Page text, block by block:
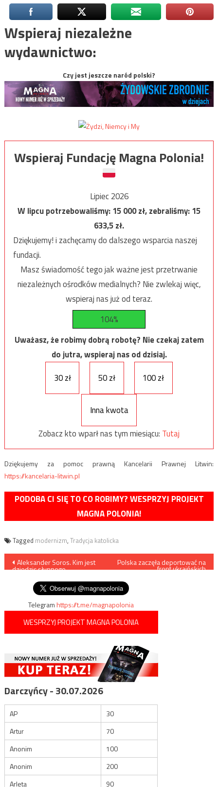
Wspieraj niezależne
wydawnictwo:
Czy jest jeszcze naród polski?
Wspieraj Fundację Magna Polonia!
Lipiec 2026
W lipcu potrzebowaliśmy:15 000zł, zebraliśmy:15
633,5zł.
Dziękujemy! i zachęcamy do dalszego wsparcia naszej
fundacji.
Masz świadomość tego jak ważne jest przetrwanie
niezależnych ośrodków medialnych? Nie zwlekaj więc,
wspieraj nas już od teraz.
104%
Uważasz, że robimy dobrą robotę? Nie czekaj zatem
do jutra, wspieraj nas od dzisiaj.
30 zł
50 zł 100 zł
Inna kwota
Zobacz kto wparł nas tym miesiącu: Tutaj
Dziękujemy za pomoc prawną Kancelarii Prawnej Litwin:
https://kancelaria-litwin.pl
PODOBA CI SIĘ TO CO ROBIMY? WESPRZYJ PROJEKT
MAGNA POLONIA!
Tagged modernizm, Tradycja katolicka
Nawigacja
wpisu
Aleksander Soros. Kim jest
dziedzic słynnego
Polska zaczęła deportować na
front ukraińskich
Telegramhttps://t.me/magnapolonia
WESPRZYJ PROJEKT MAGNA POLONIA
Darczyńcy - 30.07.2026
AP
30
Artur
70
Anonim
100
Anonim
200
Arleta
90